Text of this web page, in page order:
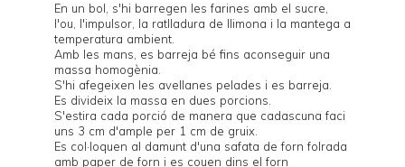
En un bol, s'hi barregen les farines amb el sucre,
l'ou, l'impulsor, la ratlladura de llimona i la mantega a
temperatura ambient.
Amb les mans, es barreja bé fins aconseguir una
massa homogènia.
S'hi afegeixen les avellanes pelades i es barreja.
Es divideix la massa en dues porcions.
S'estira cada porció de manera que cadascuna faci
uns 3 cm d'ample per 1 cm de gruix.
Es col·loquen al damunt d'una safata de forn folrada
amb paper de forn i es couen dins el forn